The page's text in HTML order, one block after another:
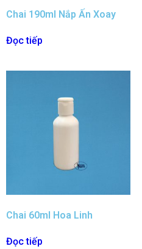
Chai 190ml Nắp Ấn Xoay
Đọc tiếp
Chai 60ml Hoa Linh
Đọc tiếp